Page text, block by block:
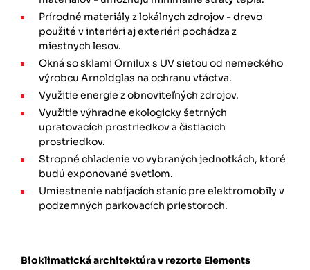
Prírodné materiály z lokálnych zdrojov - drevo
použité v interiéri aj exteriéri pochádza z
miestnych lesov.
Okná so sklami Ornilux s UV sieťou od nemeckého
výrobcu Arnoldglas na ochranu vtáctva.
Využitie energie z obnoviteľných zdrojov.
Využitie výhradne ekologicky šetrných
upratovacích prostriedkov a čistiacich
prostriedkov.
Stropné chladenie vo vybraných jednotkách, ktoré
budú exponované svetlom.
Umiestnenie nabíjacích staníc pre elektromobily v
podzemných parkovacích priestoroch.
Bioklimatická architektúra v rezorte Elements